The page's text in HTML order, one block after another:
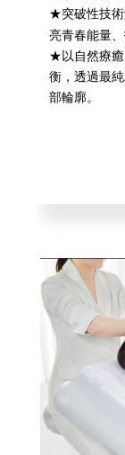
★突破性技術
亮青春能量
★以自然療癒
衡，透過最
部輪廓。